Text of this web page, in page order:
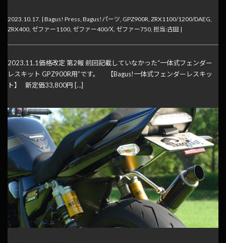
2023.10.17. | Bagus! Press, Bagus!パーツ, GPZ900R, ZRX1100/1200/DAEG,
ZRX400, ゼファー1100, ゼファー400/Χ, ゼファー750, 担当:古田 |
2023.11.1価格改定 第2報 前回記載していなかった“一体式フェンダー
レスキット GPZ900R用”です。 【Bagus!一体式フェンダーレスキッ
ト】 新定価33,800円 […]